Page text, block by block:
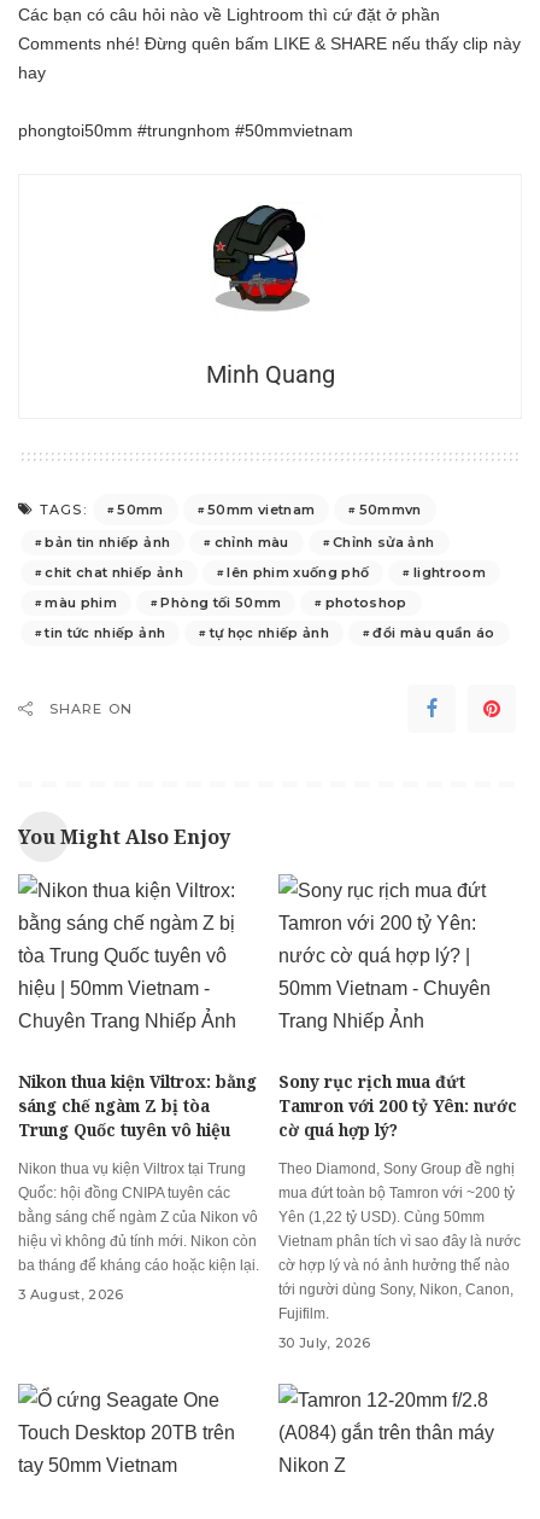
Các bạn có câu hỏi nào về Lightroom thì cứ đặt ở phần
Comments nhé! Đừng quên bấm LIKE & SHARE nếu thấy clip này
hay
phongtoi50mm #trungnhom #50mmvietnam
Minh Quang
TAGS: 50mm 50mm vietnam
50mmvn
bản tin nhiếp ảnh
chỉnh màu
Chỉnh sửa ảnh
chit chat nhiếp ảnh
lên phim xuống phố
lightroom
màu phim
Phòng tối 50mm
photoshop
tin tức nhiếp ảnh
tự học nhiếp ảnh đổi màu quần áo
SHARE ON
You Might Also Enjoy
Nikon thua kiện Viltrox: bằng
sáng chế ngàm Z bị tòa
Trung Quốc tuyên vô hiệu
Nikon thua vụ kiện Viltrox tại Trung
Quốc: hội đồng CNIPA tuyên các
bằng sáng chế ngàm Z của Nikon vô
hiệu vì không đủ tính mới. Nikon còn
ba tháng để kháng cáo hoặc kiện lại.
3 August, 2026
Sony rục rịch mua đứt
Tamron với 200 tỷ Yên: nước
cờ quá hợp lý?
Theo Diamond, Sony Group đề nghị
mua đứt toàn bộ Tamron với ~200 tỷ
Yên (1,22 tỷ USD). Cùng 50mm
Vietnam phân tích vì sao đây là nước
cờ hợp lý và nó ảnh hưởng thế nào
tới người dùng Sony, Nikon, Canon,
Fujifilm.
30 July, 2026